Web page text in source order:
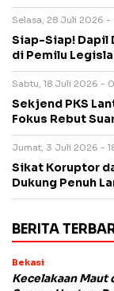
Selasa, 28 Juli 2026 -
Siap-Siap! Dapil
di Pemilu
Sabtu, 18 Juli 2026 -
Sekjend PKS
Fokus Rebut
Jumat, 3 Juli 2026 -
Sikat Koruptor
Dukung Penuh
BERITA
Bekasi
Kecelakaan